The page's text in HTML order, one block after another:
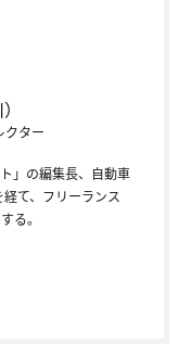
クター
」の編集長、自動車
て、フリーランス
る。